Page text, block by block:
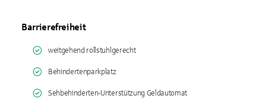
Barrierefreiheit
weitgehend rollstuhlgerecht
Behindertenparkplatz
Sehbehinderten-Unterstützung Geldautomat